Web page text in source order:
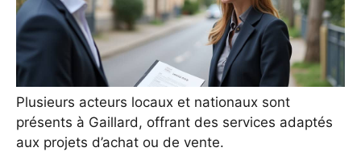
Plusieurs acteurs locaux et nationaux sont
présents à Gaillard, offrant des services adaptés
aux projets d’achat ou de vente.